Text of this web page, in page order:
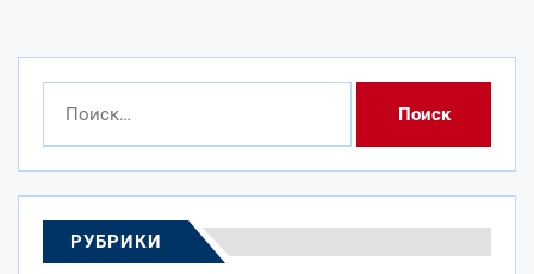
РУБРИКИ